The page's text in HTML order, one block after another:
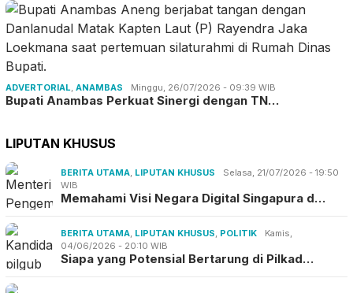
ADVERTORIAL, ANAMBAS Minggu, 26/07/2026 - 09:39 WIB
Bupati Anambas Perkuat Sinergi dengan TN…
LIPUTAN KHUSUS
BERITA UTAMA, LIPUTAN KHUSUS
Selasa, 21/07/2026 - 19:50
WIB
Memahami Visi Negara Digital Singapura d…
BERITA UTAMA, LIPUTAN KHUSUS, POLITIK
Kamis,
04/06/2026 - 20:10 WIB
Siapa yang Potensial Bertarung di Pilkad…